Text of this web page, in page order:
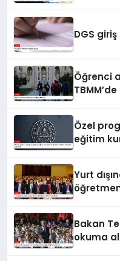
DGS
Öğrenci
TBMM’de
Özel
eğitim
Yurt
Bakan
okuma